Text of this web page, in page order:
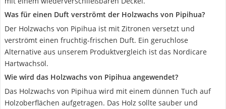
Was für einen Duft verströmt der Holzwachs von Pipihua?
Der Holzwachs von Pipihua ist mit Zitronen versetzt und
verströmt einen fruchtig-frischen Duft. Ein geruchlose
Alternative aus unserem Produktvergleich ist das Nordicare
Hartwachsöl.
Wie wird das Holzwachs von Pipihua angewendet?
Das Holzwachs von Pipihua wird mit einem dünnen Tuch auf
Holzoberflächen aufgetragen. Das Holz sollte sauber und